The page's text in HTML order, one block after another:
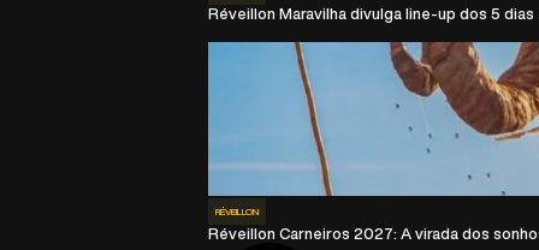
Réveillon Maravilha divulga line-up dos 5
RÉVEILLON
Réveillon Carneiros 2027: A virada dos